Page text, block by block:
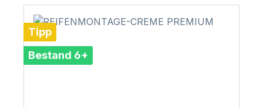
Tipp
Bestand 6+